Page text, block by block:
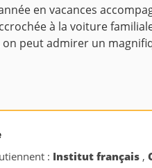
en vacances
à la voiture
on peut admirer un
: Institut français ,